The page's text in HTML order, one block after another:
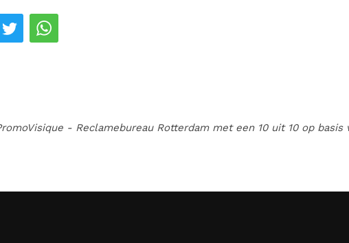
Deel op TwitterDeel via WhatsApp
- Reclamebureau Rotterdammet een 10uit 10op basis